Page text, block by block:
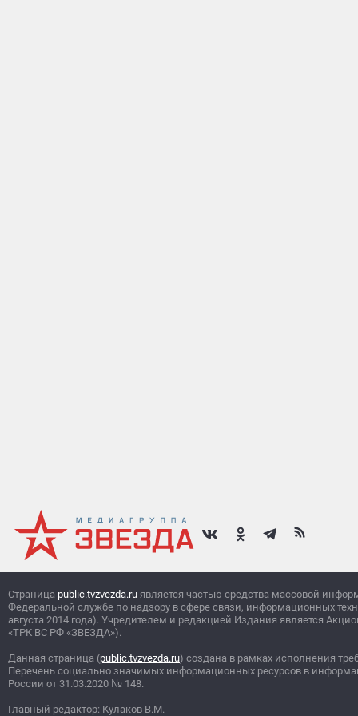
Страница public.tvzvezda.ru является частью средства массовой
Федеральной службе по надзору в сфере связи, информационных
августа 2014 года). Учредителем и редакцией Издания является
«ТРК ВС РФ «ЗВЕЗДА»).
Данная страница (public.tvzvezda.ru) создана в рамках исполнения
Перечень социально значимых информационных ресурсов в
России от 31.03.2020 № 148.
Главный редактор: Кулаков В.М.